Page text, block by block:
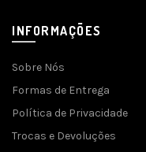
INFORMAÇÕES
Sobre Nós
Formas de Entrega
Política de Privacidade
Trocas e Devoluções